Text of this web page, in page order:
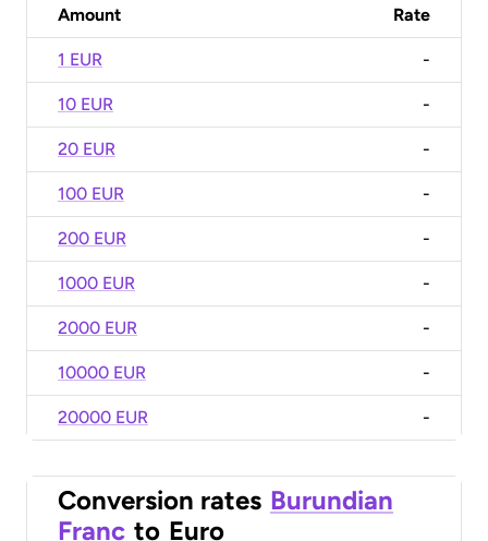
Amount Rate
1 EUR -
10 EUR -
20 EUR -
100 EUR -
200 EUR -
1000 EUR -
2000 EUR -
10000 EUR -
20000 EUR -
Conversion rates Burundian
Franc to Euro